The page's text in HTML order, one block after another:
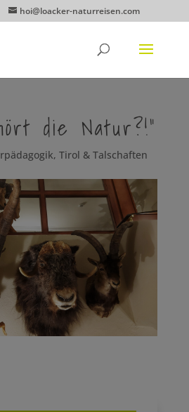
hoi@loacker-naturreisen.com
die Natur?!“
, Tirol & Talschaften